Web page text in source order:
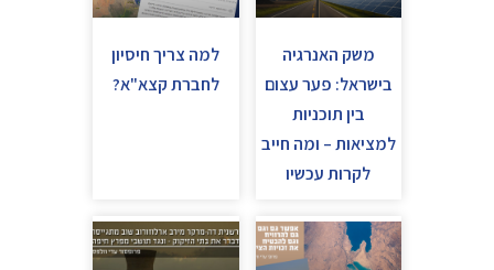
משק האנרגיה
בישראל: פער עצום
בין תוכניות
למציאות – ומה חייב
לקרות עכשיו
למה צריך חיסיון
לחברת קצא"א?